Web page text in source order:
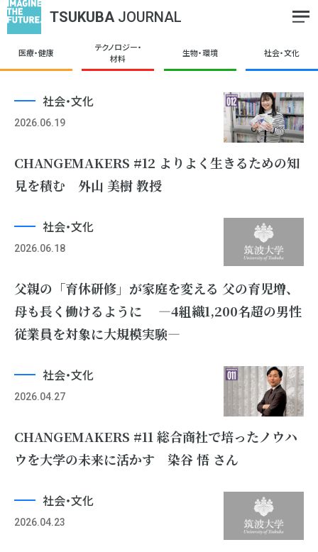
TSUKUBA JOURNAL
医療・健康
テクノロジー・
材料
生物・環境 社会・文化
社会・文化
2026.06.19
CHANGEMAKERS #12 よりよく生きるための知
見を積む 外山 美樹 教授
社会・文化
2026.06.18
父親の「育休研修」が家庭を変える 父の育児増、
母も長く働けるように ―4組織1,200名超の男性
従業員を対象に大規模実験―
社会・文化
2026.04.27
CHANGEMAKERS #11 総合商社で培ったノウハ
ウを大学の未来に活かす 染谷 悟 さん
社会・文化
2026.04.23